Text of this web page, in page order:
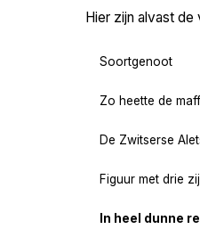
Hier zijn alvast
Soortgenoot
Zo heette de
De Zwitserse
Figuur met drie
In heel dunne